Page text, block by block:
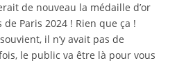
de nouveau la médaille d’or
Paris 2024 ! Rien que ça !
il n’y avait pas de
le public va être là pour vous